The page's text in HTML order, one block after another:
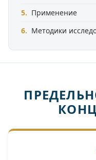
Применение
Методики